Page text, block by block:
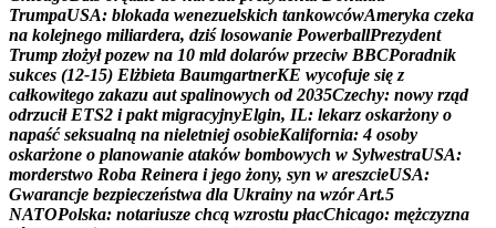
TrumpaUSA: blokada wenezuelskich tankowcówAmeryka czeka
na kolejnego miliardera, dziś losowanie PowerballPrezydent
Trump złożył pozew na 10 mld dolarów przeciw BBCPoradnik
sukces (12-15) Elżbieta BaumgartnerKE wycofuje się z
całkowitego zakazu aut spalinowych od 2035Czechy: nowy rząd
odrzucił ETS2 i pakt migracyjnyElgin, IL: lekarz oskarżony o
napaść seksualną na nieletniej osobieKalifornia: 4 osoby
oskarżone o planowanie ataków bombowych w SylwestraUSA:
morderstwo Roba Reinera i jego żony, syn w areszcieUSA:
Gwarancje bezpieczeństwa dla Ukrainy na wzórArt.5
NATOPolska: notariusze chcą wzrostu płacChicago: mężczyzna